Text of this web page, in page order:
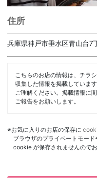
住所
兵庫県神戸市垂水区青山台7
こちらのお店の情報は、チラ
収集した情報を掲載していま
ご理解ください。掲載情報に
ご報告をお願いします。
※お気に入りのお店の保存に
ブラウザのプライベートモー
cookie が保存されませんので